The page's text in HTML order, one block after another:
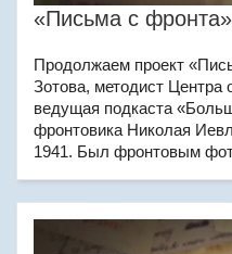
«Письма с
Продолжаем проект
Зотова, методист Центра
ведущая подкаста
фронтовика Николая
1941. Был фронтовым